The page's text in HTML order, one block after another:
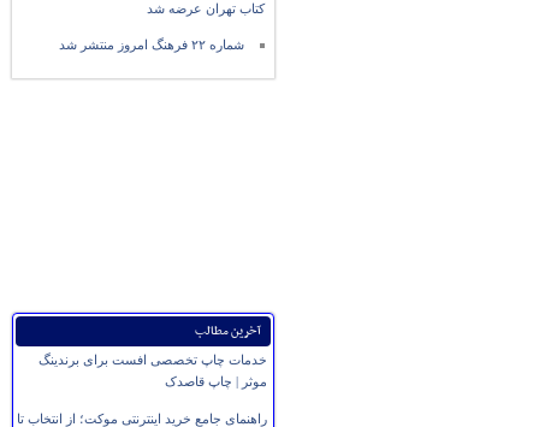
کتاب تهران عرضه شد
شماره ۲۲ فرهنگ امروز منتشر شد
آخرین مطالب
خدمات چاپ تخصصی افست برای برندینگ
موثر | چاپ قاصدک
راهنمای جامع خرید اینترنتی موکت؛ از انتخاب تا